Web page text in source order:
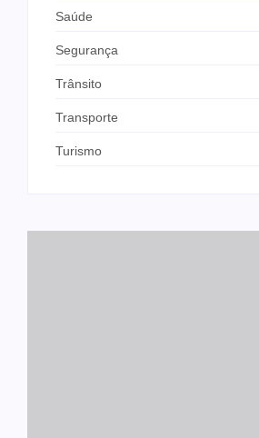
Saúde
Segurança
Trânsito
Transporte
Turismo